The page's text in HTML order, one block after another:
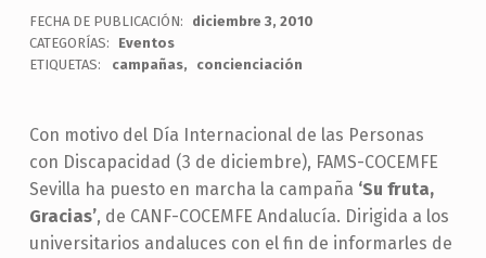
FECHA DE PUBLICACIÓN:
diciembre 3, 2010
CATEGORÍAS:
Eventos
ETIQUETAS:
campañas concienciación
Con motivo del Día Internacional de las Personas
con Discapacidad (3 de diciembre), FAMS-COCEMFE
Sevilla ha puesto en marcha la campaña ‘Su fruta,
Gracias’, de CANF-COCEMFE Andalucía. Dirigida a los
universitarios andaluces con el fin de informarles de